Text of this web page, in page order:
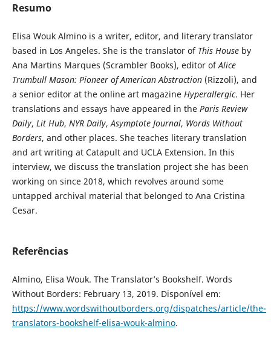
Resumo
Elisa Wouk Almino is a writer, editor, and literary translator
based in Los Angeles. She is the translator of This House by
Ana Martins Marques (Scrambler Books), editor ofAlice
Trumbull Mason: Pioneer of American Abstraction (Rizzoli), and
a senior editor at the online art magazine Hyperallergic. Her
translations and essays have appeared in the Paris Review
Daily, Lit Hub, NYR Daily,Asymptote Journal, Words Without
Borders, and other places. She teaches literary translation
and art writing at Catapult and UCLA Extension. In this
interview, we discuss the translation project she has been
working on since 2018, which revolves around some
untapped archival material that belonged to Ana Cristina
Cesar.
Referências
Almino, Elisa Wouk. The Translator’s Bookshelf. Words
Without Borders: February 13, 2019. Disponível em:
https://www.wordswithoutborders.org/dispatches/article/the-
translators-bookshelf-elisa-wouk-almino.